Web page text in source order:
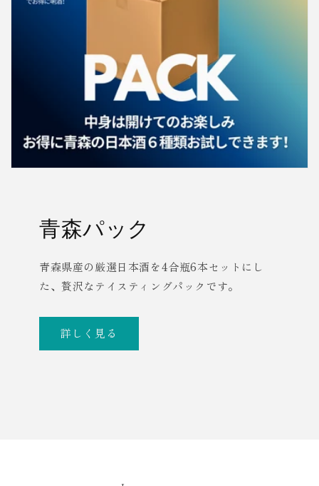
青森パック
青森県産の厳選日本酒を4合瓶6本セットにし
た、贅沢なテイスティングパックです。
詳しく見る